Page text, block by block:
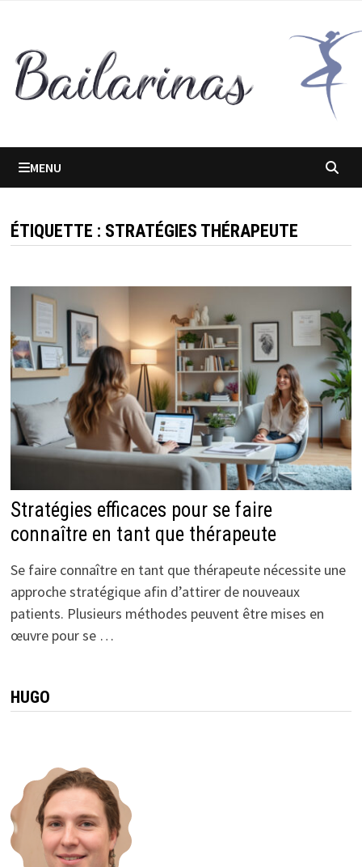
contenu
MENU
ÉTIQUETTE : STRATÉGIES THÉRAPEUTE
Stratégies efficaces pour se faire
connaître en tant que thérapeute
Se faire connaître en tant que thérapeute nécessite une
approche stratégique afin d’attirer de nouveaux
patients. Plusieurs méthodes peuvent être mises en
œuvre pour se …
HUGO